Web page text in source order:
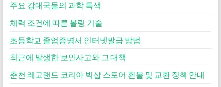
주요 강대국들의 과학 특색
체력 조건에 따른 볼링 기술
초등학교 졸업증명서 인터넷발급 방법
최근에 발생한 보안사고와 그 대책
춘천 레고랜드 코리아 빅샵 스토어 환불 및 교환 정책 안내